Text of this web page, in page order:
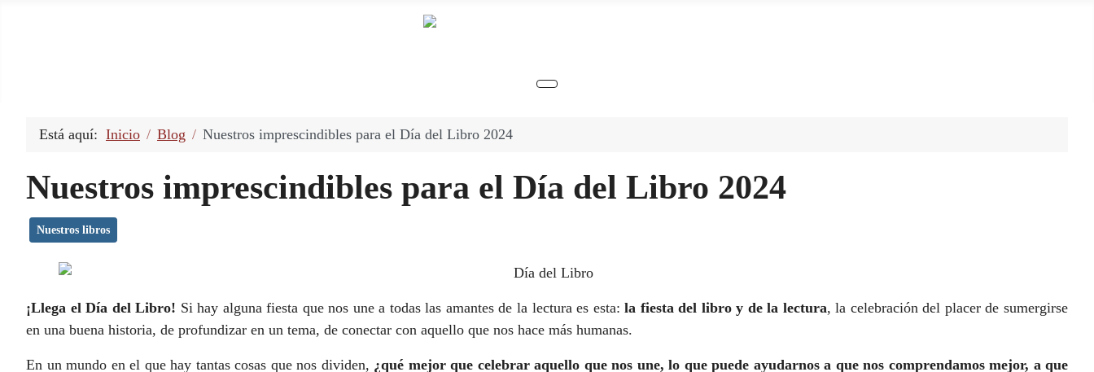
Está aquí: Inicio Blog Nuestros imprescindibles para el Día del Libro 2024
Nuestros imprescindibles para el Día del Libro 2024
Nuestros libros
¡Llega el Día del Libro! Si hay alguna fiesta que nos une a todas las amantes de la lectura es esta:la fiesta del libro y de la lectura, la celebración del placer de sumergirse
en una buena historia, de profundizar en un tema, de conectar con aquello que nos hace más humanas.
En un mundo en el que hay tantas cosas que nos dividen, ¿qué mejor que celebrar aquello que nos une, lo que puede ayudarnos a que nos comprendamos mejor, a que